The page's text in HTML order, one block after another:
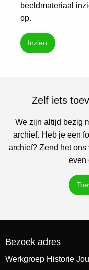
beeldmateriaal
op.
Inzien
Zelf iets
We zijn altijd bezig
archief. Heb je een
archief? Zend het ons
even
Bezoek adres
Werkgroep Historie